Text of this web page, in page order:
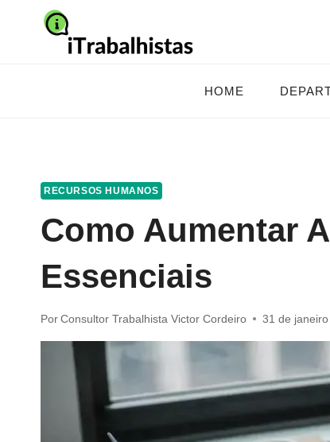
HOME
RECURSOS HUMANOS
Como Aumentar
Essenciais
Por Consultor Trabalhista Victor Cordeiro 31 de